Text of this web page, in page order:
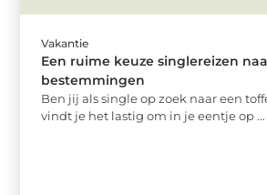
Vakantie
Een ruime keuze singlereizen
bestemmingen
Ben jij als single op zoek naar een
vindt je het lastig om in je eentje op ...